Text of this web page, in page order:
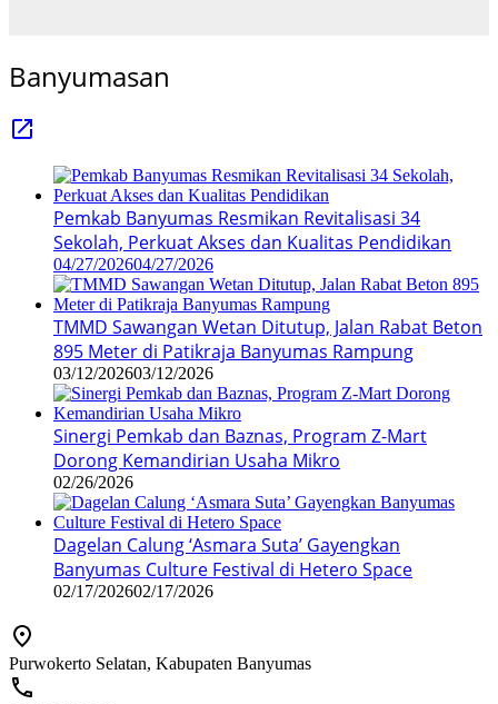
Banyumasan
Pemkab Banyumas Resmikan Revitalisasi 34
Sekolah, Perkuat Akses dan Kualitas Pendidikan
04/27/202604/27/2026
TMMD Sawangan Wetan Ditutup, Jalan Rabat Beton
895 Meter di Patikraja Banyumas Rampung
03/12/202603/12/2026
Sinergi Pemkab dan Baznas, Program Z-Mart
Dorong Kemandirian Usaha Mikro
02/26/2026
Dagelan Calung ‘Asmara Suta’ Gayengkan
Banyumas Culture Festival di Hetero Space
02/17/202602/17/2026
Purwokerto Selatan, Kabupaten Banyumas